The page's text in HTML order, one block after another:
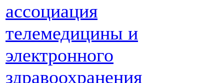
ассоциация
телемедицины и
электронного
здравоохранения